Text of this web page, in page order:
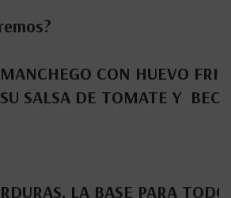
CON HUEVO
SALSA DE TOMATE Y
LA BASE PARA